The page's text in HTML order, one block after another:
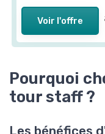
Voir l'offre
Pourquoi
tour staff ?
Les bénéfices